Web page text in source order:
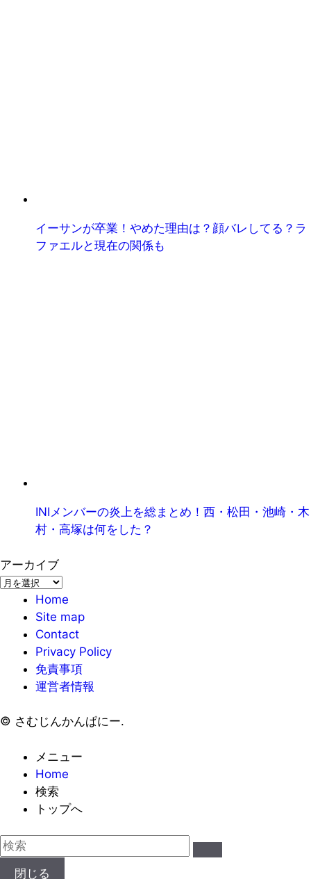
イーサンが卒業！やめた理由は？顔バレしてる？ラ
ファエルと現在の関係も
INIメンバーの炎上を総まとめ！西・松田・池崎・木
村・高塚は何をした？
アーカイブ
ア
Home
Site map
Contact
Privacy Policy
免責事項
運営者情報
© さむじんかんぱにー.
メニュー
Home
検索
トップへ
閉じる